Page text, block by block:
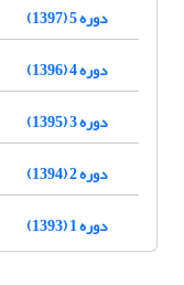
دوره 5 (1397)
دوره 4 (1396)
دوره 3 (1395)
دوره 2 (1394)
دوره 1 (1393)